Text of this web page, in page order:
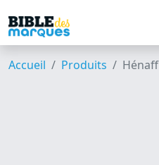
Accueil Produits Hénaff